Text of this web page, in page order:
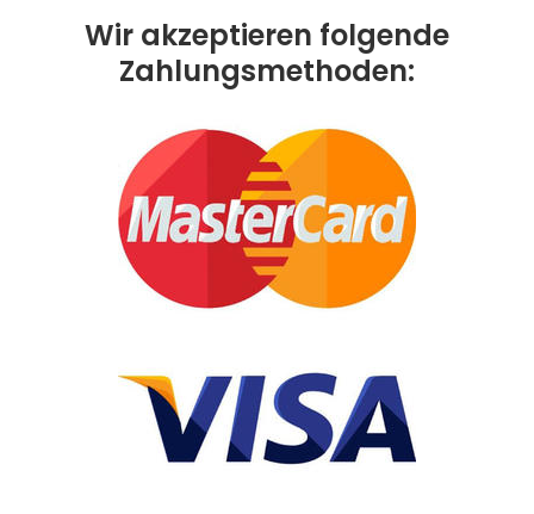
Wir akzeptieren folgende
Zahlungsmethoden: